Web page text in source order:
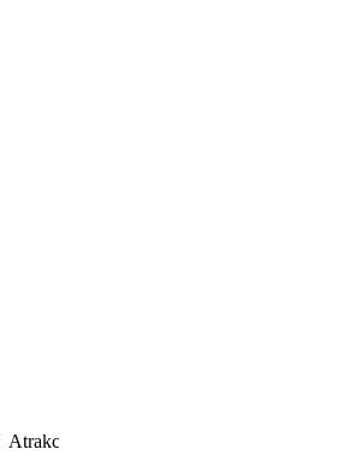
Atrakce v okolí